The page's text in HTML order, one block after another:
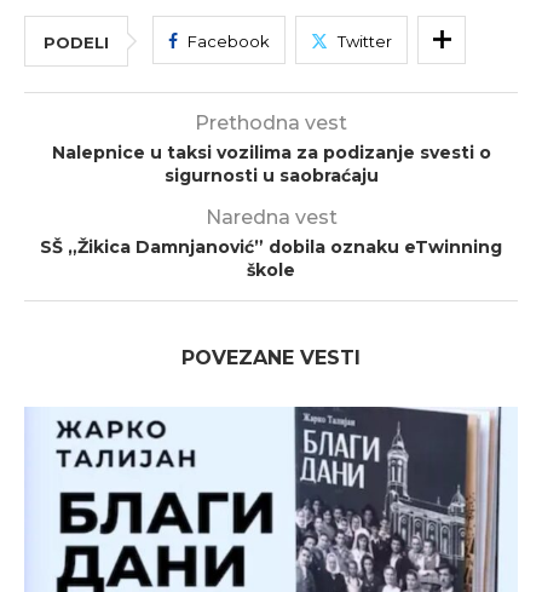
PODELI Facebook Twitter
Prethodna vest
Nalepnice u taksi vozilima za podizanje svesti o
sigurnosti u saobraćaju
Naredna vest
SŠ „Žikica Damnjanović” dobila oznaku eTwinning
škole
POVEZANE VESTI